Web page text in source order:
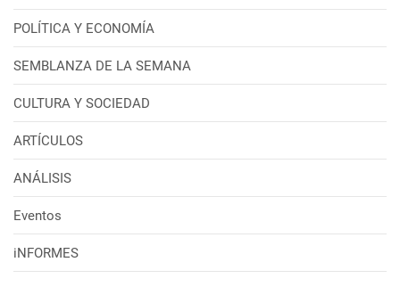
POLÍTICA Y ECONOMÍA
SEMBLANZA DE LA SEMANA
CULTURA Y SOCIEDAD
ARTÍCULOS
ANÁLISIS
Eventos
iNFORMES